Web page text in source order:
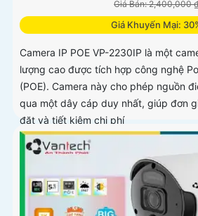
Giá Bán: 2,400,000
Giá Khuyến Mại:
Camera IP POE VP-2230IP là một
lượng cao được tích hợp công nghệ
(POE). Camera này cho phép nguồn
qua một dây cáp duy nhất, giúp đơn
đặt và tiết kiệm chi phí